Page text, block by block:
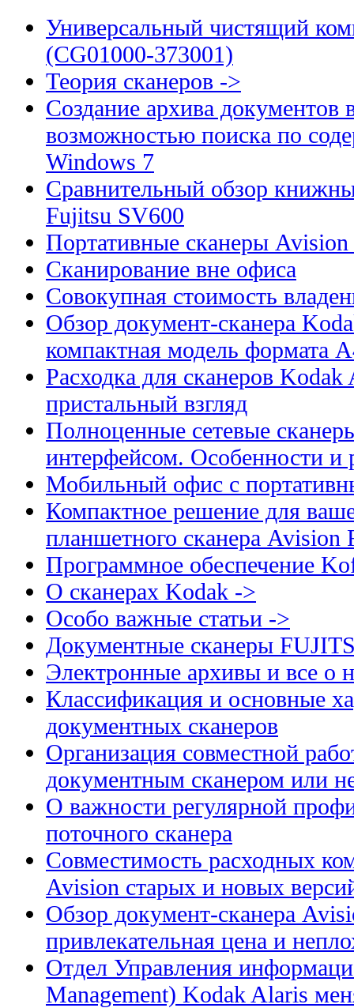
Универсальный чистящий
(CG01000-373001)
Теория сканеров ->
Создание архива документов
возможностью поиска по
Windows 7
Сравнительный обзор
Fujitsu SV600
Портативные сканеры Avision
Сканирование вне офиса
Совокупная стоимость
Обзор документ-сканера
компактная модель формата
Расходка для сканеров
пристальный взгляд
Полноценные сетевые
интерфейсом. Особенности и
Мобильный офис с
Компактное решение для
планшетного сканера Avision
Программное обеспечение
О сканерах Kodak ->
Особо важные статьи ->
Документные сканеры
Электронные архивы и все о
Классификация и основные
документных сканеров
Организация совместной
документным сканером или
О важности регулярной
поточного сканера
Совместимость расходных
Avision старых и новых
Обзор документ-сканера
привлекательная цена и
Отдел Управления
Management) Kodak Alaris